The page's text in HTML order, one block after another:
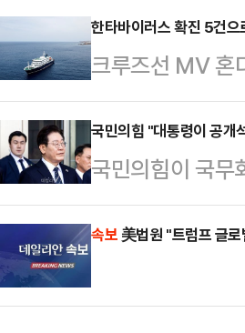
던 적군이 이란
까지만 해도 양
시 이어지며 긴
저지의 최전선에
한계가 명확한
후보 측에 따르
여명을 기록했다
명의 서명을 받
프로젝트가 신
한타바이러스 확진 5건
크루즈선 MV 혼
간) 5건으로 늘
스 세계보건기
“지금까지 사망
확인됐다. 나머
례는 3건이었지
의 변종”이라며
국민의힘 "대통령이 공
국민의힘이 국무
히 넘어가면 고
발언한 이재명
악을 금치 못하
속보 美법원 "트럼프 글